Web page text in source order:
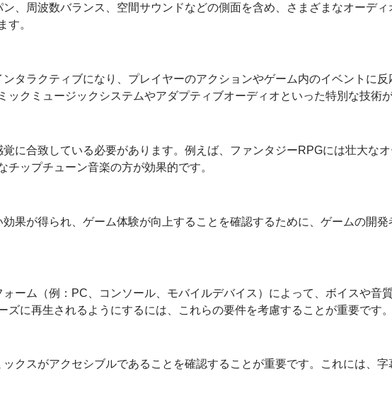
、周波数バランス、空間サウンドなどの側面を含め、さまざまなオーディ
す。
タラクティブになり、プレイヤーのアクションやゲーム内のイベントに反
クミュージックシステムやアダプティブオーディオといった特別な技術が
に合致している必要があります。例えば、ファンタジーRPGには壮大な
ップチューン音楽の方が効果的です。
効果が得られ、ゲーム体験が向上することを確認するために、ゲームの開
ーム（例：PC、コンソール、モバイルデバイス）によって、ボイスや音
に再生されるようにするには、これらの要件を考慮することが重要です。
クスがアクセシブルであることを確認することが重要です。これには、字